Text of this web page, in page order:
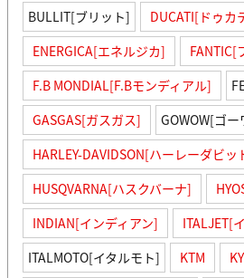
BULLIT[ブリット]
DUCATI[ドゥカ
ENERGICA[エネルジカ]
FANTIC[
F.B MONDIAL[F.Bモンディアル]
GASGAS[ガスガス]
GOWOW[ゴー
HARLEY-DAVIDSON[ハーレーダビッ
HUSQVARNA[ハスクバーナ]
INDIAN[インディアン]
ITALJET[
ITALMOTO[イタルモト]
KTM